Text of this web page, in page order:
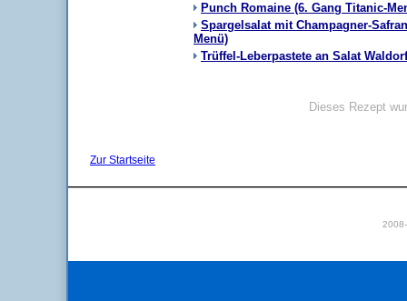
Punch Romaine (6. Gang Titanic-
Spargelsalat mit Champagner-
Menü)
Trüffel-Leberpastete an Salat
Dieses Rezept
Zur Startseite